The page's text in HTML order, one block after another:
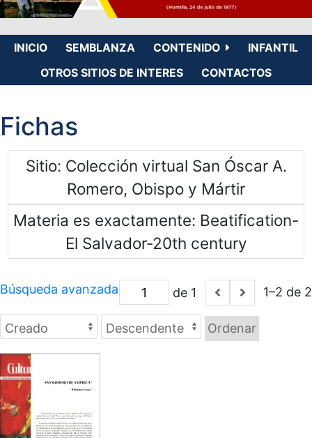
INICIO SEMBLANZA CONTENIDO
INFANTIL
OTROS SITIOS DE INTERES
CONTACTOS
Fichas
Sitio Colección virtual San Óscar A.
Romero, Obispo y Mártir
Materia es exactamente Beatification-
El Salvador-20th century
de 1 1–2 de 2
Búsqueda avanzada
Ordenar